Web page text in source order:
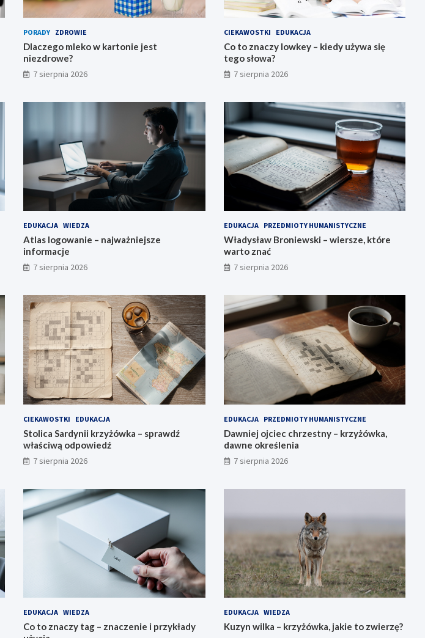
PORADY ZDROWIE
Dlaczego mleko w kartonie jest
niezdrowe?
7 sierpnia 2026
CIEKAWOSTKI EDUKACJA
Co to znaczy lowkey – kiedy używa się
tego słowa?
7 sierpnia 2026
EDUKACJA WIEDZA
Atlas logowanie – najważniejsze
informacje
7 sierpnia 2026
EDUKACJA PRZEDMIOTY HUMANISTYCZNE
Władysław Broniewski – wiersze, które
warto znać
7 sierpnia 2026
CIEKAWOSTKI EDUKACJA
Stolica Sardynii krzyżówka – sprawdź
właściwą odpowiedź
7 sierpnia 2026
EDUKACJA PRZEDMIOTY HUMANISTYCZNE
Dawniej ojciec chrzestny – krzyżówka,
dawne określenia
7 sierpnia 2026
EDUKACJA WIEDZA
Co to znaczy tag – znaczenie i przykłady
EDUKACJA WIEDZA
Kuzyn wilka – krzyżówka, jakie to zwierzę?